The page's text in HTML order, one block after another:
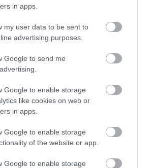
in apps.
my user data to be sent to
advertising purposes.
Google to send me
Google to enable storage
like cookies on web or
in apps.
Google to enable storage
of the website or app.
Google to enable storage
ΣΟΥ